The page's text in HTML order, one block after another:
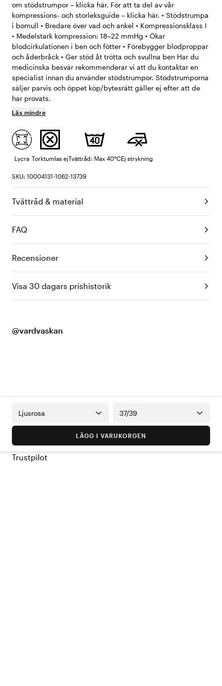
om stödstrumpor – klicka här. För att ta del av vår
kompressions- och storleksguide – klicka här. • Stödstrumpa
i bomull • Bredare över vad och ankel • Kompressionsklass I
• Medelstark kompression: 18–22 mmHg • Ökar
blodcirkulationen i ben och fötter • Förebygger blodproppar
och åderbråck • Ger stöd åt trötta och svullna ben Har du
medicinska besvär rekommenderar vi att du kontaktar en
specialist innan du använder stödstrumpor. Stödstrumporna
säljer parvis och öppet köp/bytesrätt gäller ej efter att de
har provats.
Läs mindre
Lycra Torktumlas ejTvättråd: Max 40°CEj strykning
SKU: 10004131-1062-13739
Tvättråd & material
FAQ
Recensioner
Visa 30 dagars prishistorik
@vardvaskan
Ljusrosa 37/39
LÄGG I VARUKORGEN
Trustpilot